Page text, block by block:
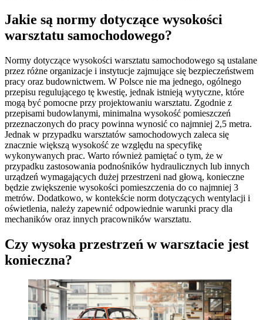
Jakie są normy dotyczące wysokości
warsztatu samochodowego?
Normy dotyczące wysokości warsztatu samochodowego są ustalane
przez różne organizacje i instytucje zajmujące się bezpieczeństwem
pracy oraz budownictwem. W Polsce nie ma jednego, ogólnego
przepisu regulującego tę kwestię, jednak istnieją wytyczne, które
mogą być pomocne przy projektowaniu warsztatu. Zgodnie z
przepisami budowlanymi, minimalna wysokość pomieszczeń
przeznaczonych do pracy powinna wynosić co najmniej 2,5 metra.
Jednak w przypadku warsztatów samochodowych zaleca się
znacznie większą wysokość ze względu na specyfikę
wykonywanych prac. Warto również pamiętać o tym, że w
przypadku zastosowania podnośników hydraulicznych lub innych
urządzeń wymagających dużej przestrzeni nad głową, konieczne
będzie zwiększenie wysokości pomieszczenia do co najmniej 3
metrów. Dodatkowo, w kontekście norm dotyczących wentylacji i
oświetlenia, należy zapewnić odpowiednie warunki pracy dla
mechaników oraz innych pracowników warsztatu.
Czy wysoka przestrzeń w warsztacie jest
konieczna?